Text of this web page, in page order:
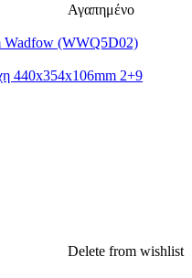
Αγαπημένο
Wadfow (WWQ5D02)
Delete from wishlist